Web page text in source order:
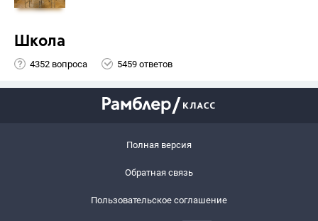
Школа
4352 вопроса 5459 ответов
Полная версия
Обратная связь
Пользовательское соглашение